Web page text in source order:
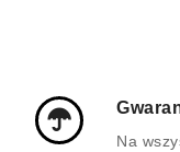
Na